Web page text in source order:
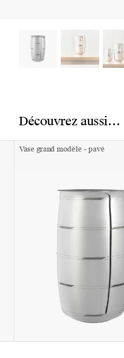
Découvrez aussi…
Vase grand modèle – pavé